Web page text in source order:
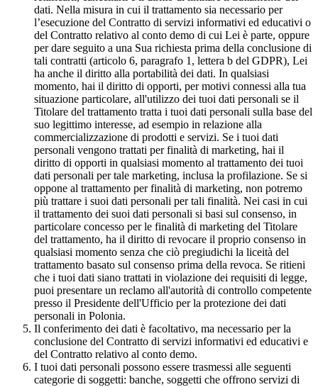
dati. Nella misura in cui il trattamento sia necessario per
l’esecuzione del Contratto di servizi informativi ed educativi o
del Contratto relativo al conto demo di cui Lei è parte, oppure
per dare seguito a una Sua richiesta prima della conclusione di
tali contratti (articolo 6, paragrafo 1, lettera b del GDPR), Lei
ha anche il diritto alla portabilità dei dati. In qualsiasi
momento, hai il diritto di opporti, per motivi connessi alla tua
situazione particolare, all'utilizzo dei tuoi dati personali se il
Titolare del trattamento tratta i tuoi dati personali sulla base del
suo legittimo interesse, ad esempio in relazione alla
commercializzazione di prodotti e servizi. Se i tuoi dati
personali vengono trattati per finalità di marketing, hai il
diritto di opporti in qualsiasi momento al trattamento dei tuoi
dati personali per tale marketing, inclusa la profilazione. Se si
oppone al trattamento per finalità di marketing, non potremo
più trattare i suoi dati personali per tali finalità. Nei casi in cui
il trattamento dei suoi dati personali si basi sul consenso, in
particolare concesso per le finalità di marketing del Titolare
del trattamento, ha il diritto di revocare il proprio consenso in
qualsiasi momento senza che ciò pregiudichi la liceità del
trattamento basato sul consenso prima della revoca. Se ritieni
che i tuoi dati siano trattati in violazione dei requisiti di legge,
puoi presentare un reclamo all'autorità di controllo competente
presso il Presidente dell'Ufficio per la protezione dei dati
personali in Polonia.
Il conferimento dei dati è facoltativo, ma necessario per la
conclusione del Contratto di servizi informativi ed educativi e
del Contratto relativo al conto demo.
I tuoi dati personali possono essere trasmessi alle seguenti
categorie di soggetti: banche, soggetti che offrono servizi di